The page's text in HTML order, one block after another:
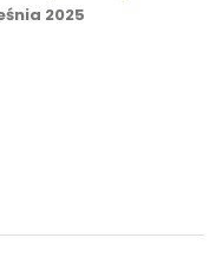
2025